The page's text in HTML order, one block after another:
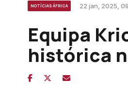
NOTÍCIAS ÁFRICA 22 jan, 2025,
Equipa
histórica